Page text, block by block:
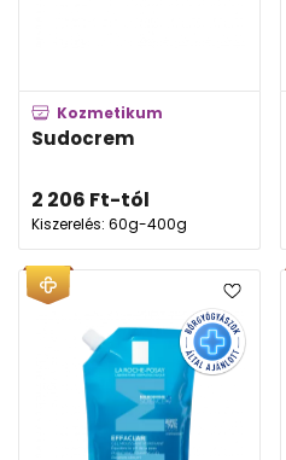
Kozmetikum
Sudocrem
2 206 Ft-tól
Kiszerelés: 60g-400g